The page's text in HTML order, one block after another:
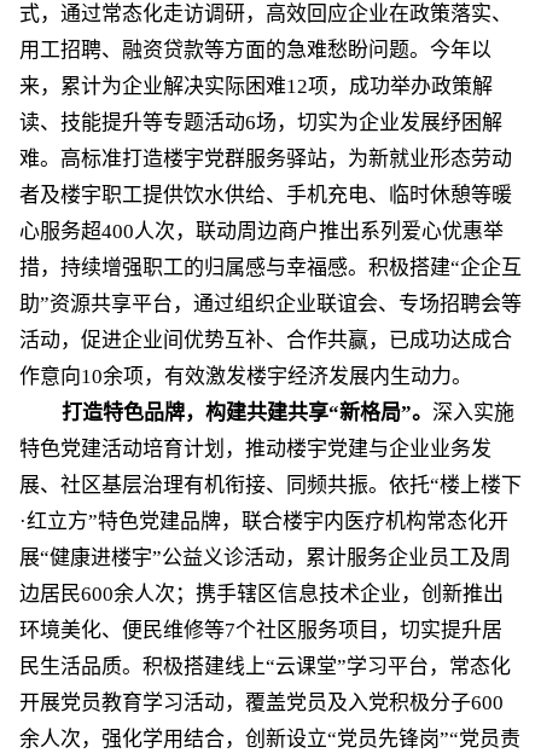
式， 通过常态化走访调研，高效回应企业在政策落实、
用工招聘、融资贷款等方面的急难愁盼问题。今年以
来，累计为企业解决实际困难12项，成功举办政策解
读、技能提升等专题活动6场，切实为企业发展纾困解
难。高标准打造楼宇党群服务驿站，为新就业形态劳动
者及楼宇职工提供饮水供给、手机充电、临时休憩等暖
心服务超400人次，联动周边商户推出系列爱心优惠举
措，持续增强职工的归属感与幸福感。积极搭建“企企互
助”资源共享平台，通过组织企业联谊会、专场招聘会等
活动，促进企业间优势互补、合作共赢，已成功达成合
作意向10余项，有效激发楼宇经济发展内生动力。
打造特色品牌，构建共建共享“新格局”。 深入实施
特色党建活动培育计划，推动楼宇党建与企业业务发
展、社区基层治理有机衔接、同频共振。依托“楼上楼下
·红立方”特色党建品牌， 联合楼宇内医疗机构常态化开
展“健康进楼宇”公益义诊活动，累计服务企业员工及周
边居民600余人次；携手辖区信息技术企业，创新推出
环境美化、便民维修等7个社区服务项目，切实提升居
民生活品质。积极搭建线上“云课堂”学习平台，常态化
开展党员教育学习活动，覆盖党员及入党积极分子600
余人次 ， 强化学用结合， 创新设立“党员先锋岗”“党员责